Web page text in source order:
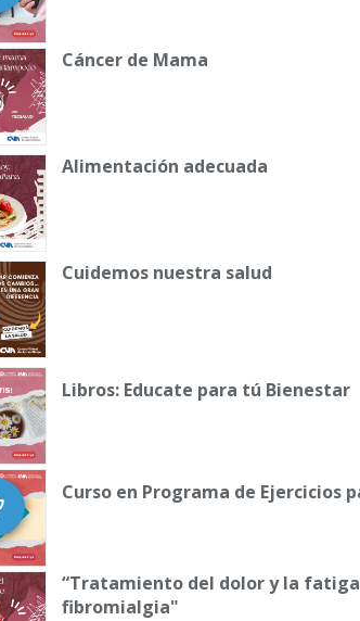
Cáncer de Mama
Alimentación adecuada
Cuidemos nuestra salud
Libros: Educate para tú Bienestar
Curso en Programa de Ejercicios
“Tratamiento del dolor y la
fibromialgia"